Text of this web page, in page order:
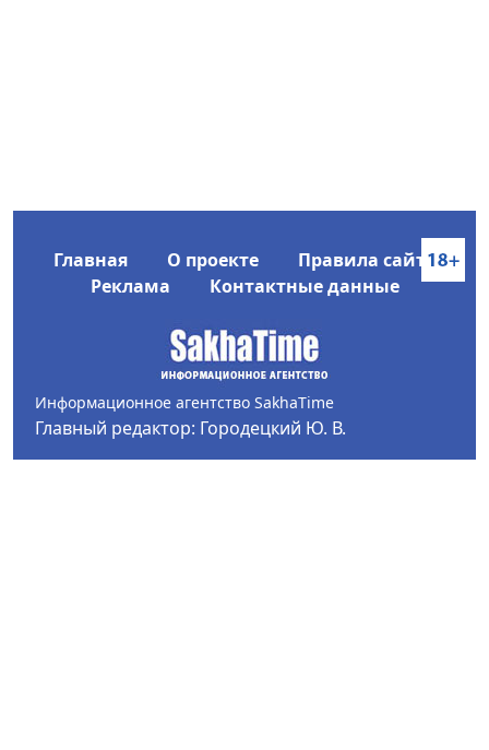
Главная О проекте
Правила сайта
Реклама
Контактные данные
Информационное агентство SakhaTime
Главный редактор: Городецкий Ю. В.